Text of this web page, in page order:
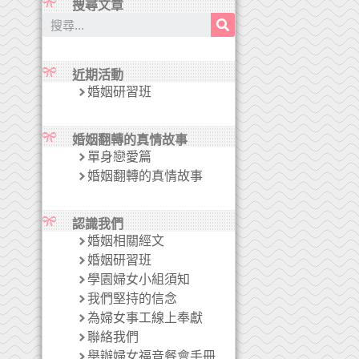
搜尋文章
近期活動
婚姻研習班
婚姻翻轉的真情故事
單身戀愛篇
婚姻翻轉的真情故事
認識我們
婚姻相關經文
婚姻研習班
學園婦女小組須知
我們堅持的信念
為婦女事工線上奉獻
聯絡我們
舉辦婦女福音餐會手冊